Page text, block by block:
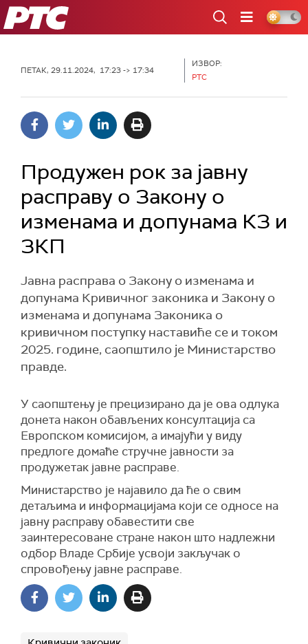
РТС
ПЕТАК, 29.11.2024, 17:23 -> 17:34
ИЗВОР:
РТС
Продужен рок за јавну
расправу о Закону о
изменама и допунама КЗ и
ЗКП
Јавна расправа о Закону о изменама и
допунама Кривичног законика и Закону о
изменама и допунама Законика о
кривичном поступку наставиће се и током
2025. године, саопштило је Министарство
правде.
У саопштењу је прецизирано да је ова одлука
донета након обављених консултација са
Европском комисијом, а имајући у виду
предлоге домаће стручне јавности за
продужетак јавне расправе.
Министарство је најавило да ће о свим
детаљима и информацијама који се односе на
јавну расправу обавестити све
заинтересоване стране након што надлежни
одбор Владе Србије усвоји закључак о
спровођењу јавне расправе.